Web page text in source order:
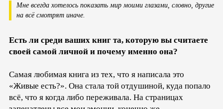
Мне всегда хотелось показать мир моими глазами, словно, другие
на всё смотрят иначе.
Есть ли среди ваших книг та, которую вы считаете
своей самой личной и почему именно она?
Самая любимая книга из тех, что я написала это
«Живые есть?». Она стала той отдушиной, куда попало
всё, что я когда либо переживала. На страницах